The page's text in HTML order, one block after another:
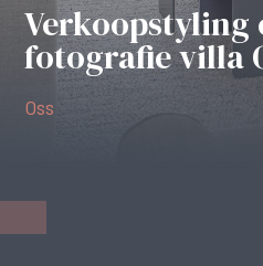
Verkoopstyling
fotografie villa
Oss